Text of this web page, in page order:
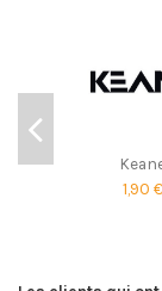
1,90 €